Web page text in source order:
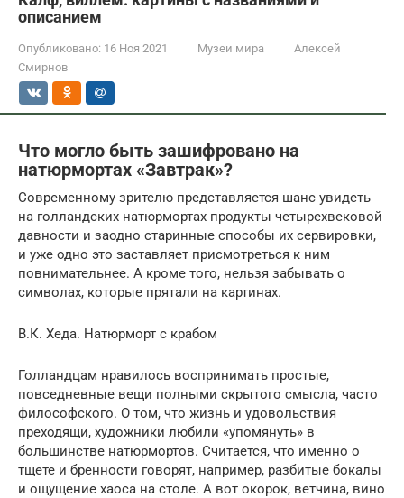
описанием
Опубликовано: 16 Ноя 2021 Музеи мира
Алексей
Смирнов
Что могло быть зашифровано на
натюрмортах «Завтрак»?
Современному зрителю представляется шанс увидеть
на голландских натюрмортах продукты четырехвековой
давности и заодно старинные способы их сервировки,
и уже одно это заставляет присмотреться к ним
повнимательнее. А кроме того, нельзя забывать о
символах, которые прятали на картинах.
В.К. Хеда. Натюрморт с крабом
Голландцам нравилось воспринимать простые,
повседневные вещи полными скрытого смысла, часто
философского. О том, что жизнь и удовольствия
преходящи, художники любили «упомянуть» в
большинстве натюрмортов. Считается, что именно о
тщете и бренности говорят, например, разбитые бокалы
и ощущение хаоса на столе. А вот окорок, ветчина, вино